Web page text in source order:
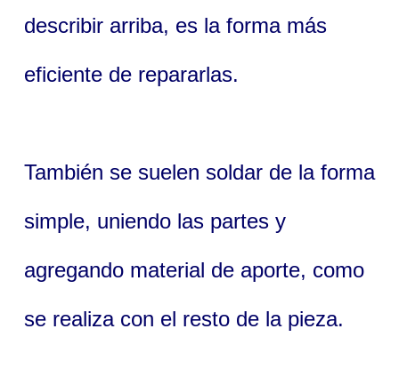
describir arriba, es la forma más
eficiente de repararlas.
También se suelen soldar de la forma
simple, uniendo las partes y
agregando material de aporte, como
se realiza con el resto de la pieza.